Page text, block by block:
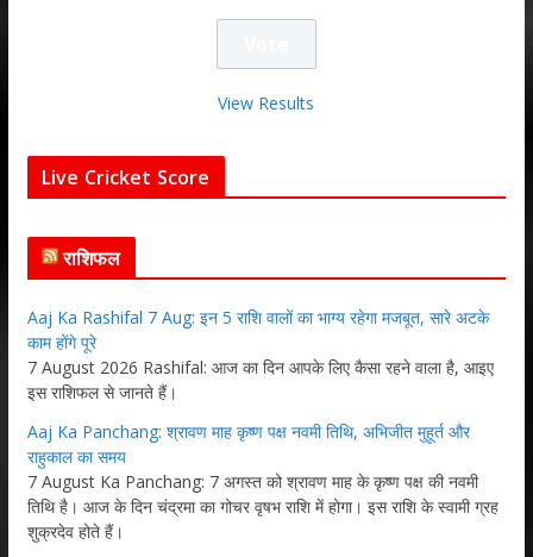
View Results
Live Cricket Score
राशिफल
Aaj Ka Rashifal 7 Aug: इन 5 राशि वालों का भाग्य रहेगा मजबूत, सारे अटके
काम होंगे पूरे
7 August 2026 Rashifal: आज का दिन आपके लिए कैसा रहने वाला है, आइए
इस राशिफल से जानते हैं।
Aaj Ka Panchang: श्रावण माह कृष्ण पक्ष नवमी तिथि, अभिजीत मुहूर्त और
राहुकाल का समय
7 August Ka Panchang: 7 अगस्त को श्रावण माह के कृष्ण पक्ष की नवमी
तिथि है। आज के दिन चंद्रमा का गोचर वृषभ राशि में होगा। इस राशि के स्वामी ग्रह
शुक्रदेव होते हैं।